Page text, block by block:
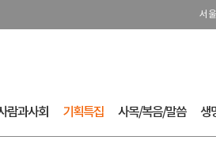
서
람과사회 기획특집 사목/복음/말씀 생